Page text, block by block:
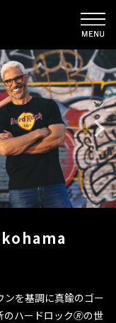
を基調に真鍮のゴー
のハードロック🄬の世